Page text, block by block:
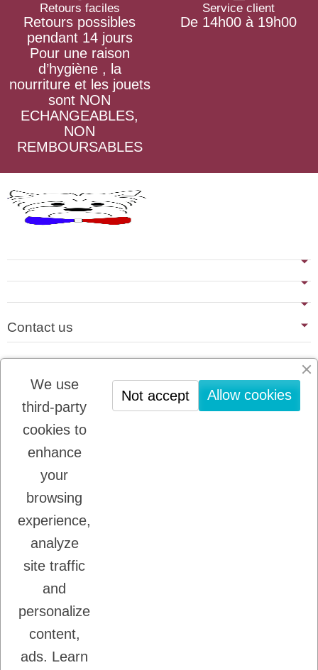
Retours faciles
Retours possibles
pendant 14 jours
Pour une raison
d’hygiène , la
nourriture et les jouets
sont NON
ECHANGEABLES,
NON
REMBOURSABLES
Service client
De 14h00 à 19h00
Contact us
No news
Newsletter registration
You may unsubscribe at any moment. For that
purpose, please find our contact info in the legal
notice.
I accept the terms and conditions and the
privacy policy
We use
third-party
cookies to
enhance
your
browsing
experience,
analyze
site traffic
and
personalize
content,
ads. Learn
Allow cookies
Not accept